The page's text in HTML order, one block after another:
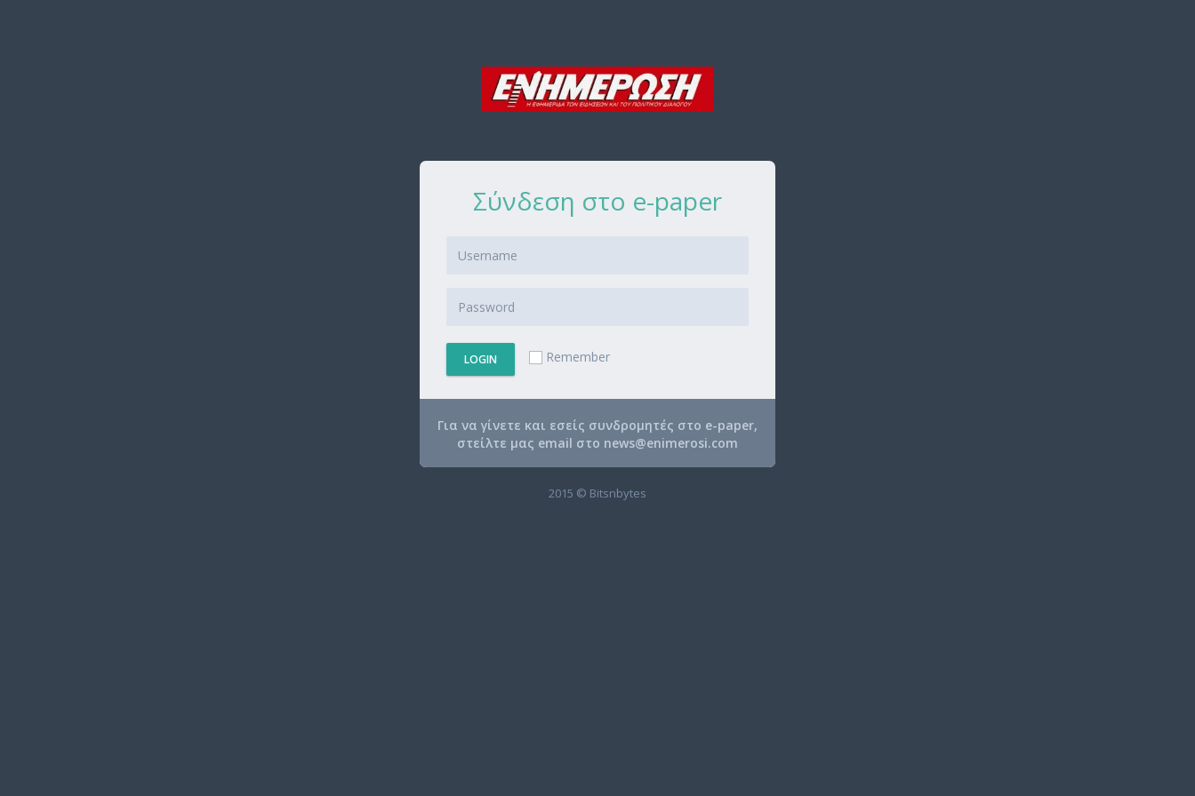
Σύνδεση στο e-paper
LOGIN Remember
Για να γίνετε και εσείς συνδρομητές στο e-paper,
στείλτε μας email στο news@enimerosi.com
2015 © Bitsnbytes